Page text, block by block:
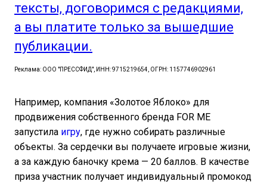
тексты, договоримся с редакциями,
а вы платите только за вышедшие
публикации.
Реклама: ООО "ПРЕССФИД", ИНН: 9715219654, ОГРН: 1157746902961
Например, компания «Золотое Яблоко» для
продвижения собственного бренда FOR ME
запустила игру, где нужно собирать различные
объекты. За сердечки вы получаете игровые жизни,
а за каждую баночку крема — 20 баллов. В качестве
приза участник получает индивидуальный промокод